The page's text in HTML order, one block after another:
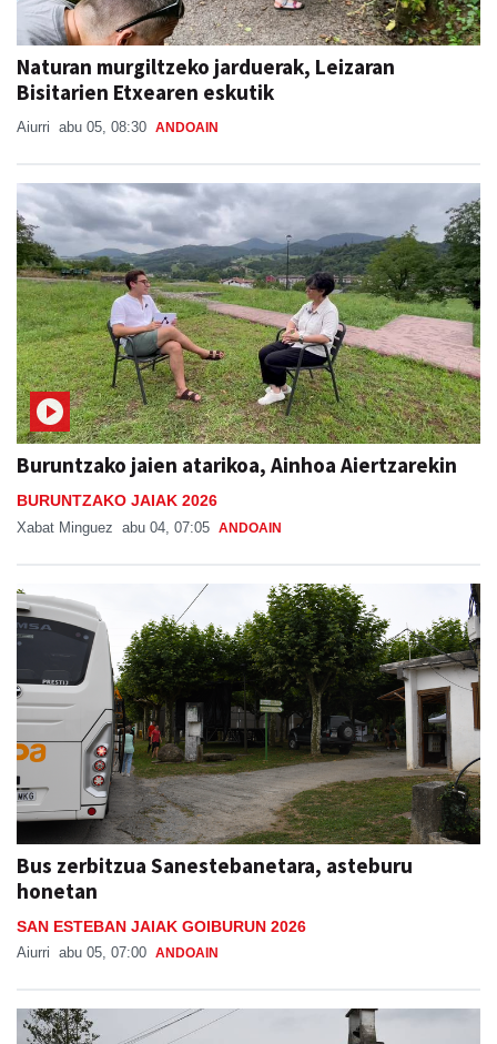
Naturan murgiltzeko jarduerak, Leizaran
Bisitarien Etxearen eskutik
Aiurri abu 05, 08:30 ANDOAIN
Buruntzako jaien atarikoa, Ainhoa Aiertzarekin
BURUNTZAKO JAIAK 2026
Xabat Minguez abu 04, 07:05 ANDOAIN
Bus zerbitzua Sanestebanetara, asteburu
honetan
SAN ESTEBAN JAIAK GOIBURUN 2026
Aiurri abu 05, 07:00 ANDOAIN